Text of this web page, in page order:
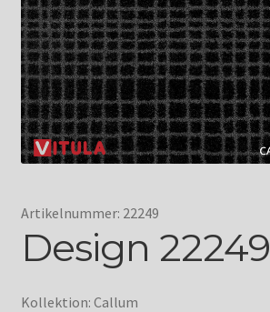
Artikelnummer: 22249
Design 22249
Kollektion: Callum